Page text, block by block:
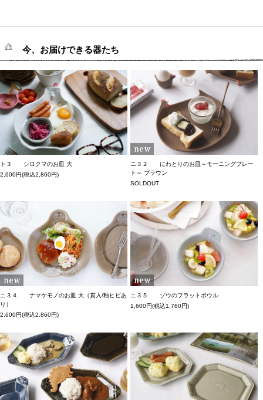
今、お届けできる器たち
ト３ シロクマのお皿 大
2,600円(税込2,860円)
ニ３２ にわとりのお皿～モーニングプレー
ト～ ブラウン
SOLDOUT
ニ３４ ナマケモノのお皿 大（貫入/釉ヒビあ
り）
2,600円(税込2,860円)
ニ３５ ゾウのフラットボウル
1,600円(税込1,760円)